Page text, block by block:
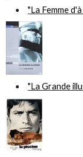
"La Femme
"La Grande